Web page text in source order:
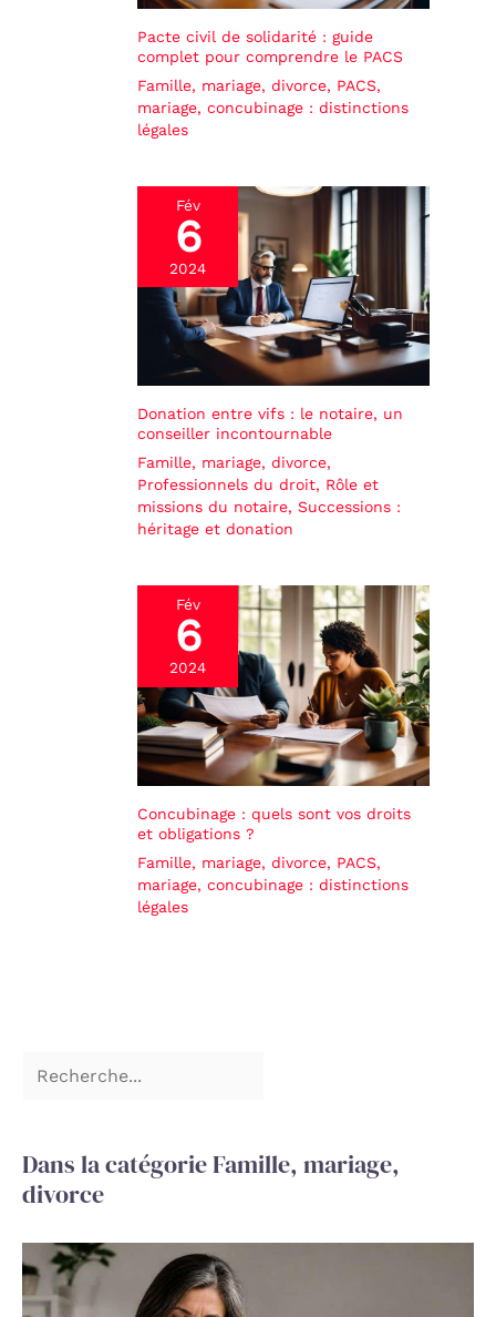
Pacte civil de solidarité : guide
complet pour comprendre le PACS
Famille, mariage, divorce, PACS,
mariage, concubinage : distinctions
légales
Fév
6
2024
Donation entre vifs : le notaire, un
conseiller incontournable
Famille, mariage, divorce,
Professionnels du droit, Rôle et
missions du notaire, Successions :
héritage et donation
Fév
6
2024
Concubinage : quels sont vos droits
et obligations ?
Famille, mariage, divorce, PACS,
mariage, concubinage : distinctions
légales
Dans la catégorie Famille, mariage,
divorce